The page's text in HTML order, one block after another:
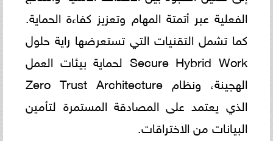
الفعلية عبر أتمتة المهام وتعزيز كفاءة الحماية.
كما تشمل التقنيات التي تستعرضها راية حلول
Secure Hybrid Work لحماية بيئات العمل
الهجينة، ونظام Zero Trust Architecture
الذي يعتمد على المصادقة المستمرة لتأمين
البيانات من الاختراقات.